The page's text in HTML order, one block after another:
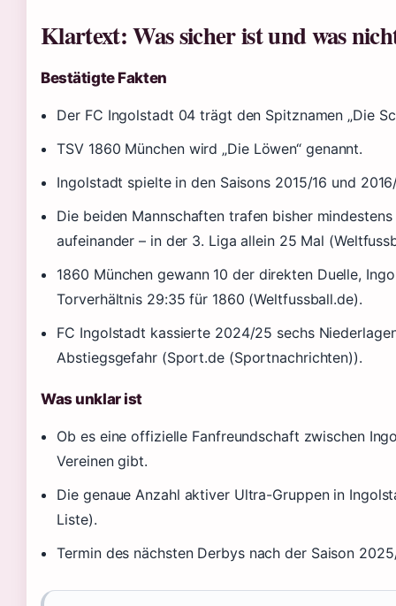
Klartext: Was sicher ist und was
Bestätigte Fakten
Der FC Ingolstadt 04 trägt den Spitznamen „Die
TSV 1860 München wird „Die Löwen“ genannt.
Ingolstadt spielte in den Saisons 2015/16 und
Die beiden Mannschaften trafen bisher
aufeinander – in der 3. Liga allein 25 Mal
1860 München gewann 10 der direkten Duelle,
Torverhältnis 29:35 für 1860 (Weltfussball.de).
FC Ingolstadt kassierte 2024/25 sechs
Abstiegsgefahr (Sport.de (Sportnachrichten)).
Was unklar ist
Ob es eine offizielle Fanfreundschaft zwischen
Vereinen gibt.
Die genaue Anzahl aktiver Ultra-Gruppen in
Liste).
Termin des nächsten Derbys nach der Saison